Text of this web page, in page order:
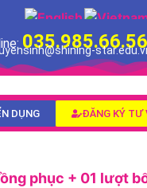
035.985.66.56
ĐĂNG KÝ TƯ
DỤNG
phục + 01 lượt